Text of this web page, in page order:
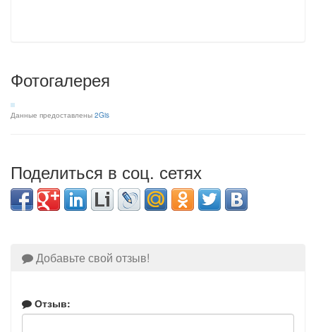
Фотогалерея
Данные предоставлены 2Gis
Поделиться в соц. сетях
Добавьте свой отзыв!
Отзыв: